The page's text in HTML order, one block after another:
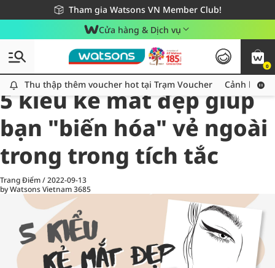
Tham gia Watsons VN Member Club!
Miễn phí giao hàng cho đơn hàng từ 249,000Đ
Giao hàng nhanh 24h - Áp dụng khu vực TP. Hồ Chí Minh
Cửa hàng & Dịch vụ
0
Thu thập thêm voucher hot tại Trạm Voucher
Thu thập thêm voucher hot tại Trạm Voucher Cảnh báo
All
Chăm Sóc Cá Nhân
5 kiểu kẻ mắt đẹp giúp
bạn "biến hóa" vẻ ngoài
trong trong tích tắc
Trang Điểm/2022-09-13
by Watsons Vietnam3685